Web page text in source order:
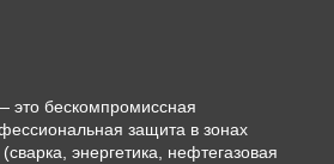
это бескомпромиссная
защита в зонах
энергетика, нефтегазовая